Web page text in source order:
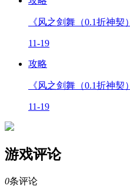
《风之剑舞（0.1折神
11-19
攻略
《风之剑舞（0.1折神
11-19
游戏评论
0条评论